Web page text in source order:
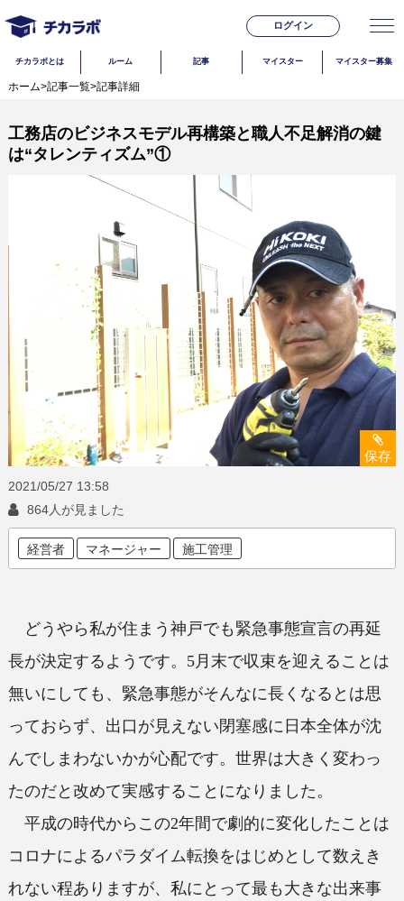
ログイン
チカラボとは ルーム 記事 マイスター マイスター募集
ホーム>記事一覧>記事詳細
工務店のビジネスモデル再構築と職人不足解消の鍵
は“タレンティズム”①
保存
2021/05/27 13:58
864人が見ました
経営者 マネージャー 施工管理
どうやら私が住まう神戸でも緊急事態宣言の再延
長が決定するようです。5月末で収束を迎えることは
無いにしても、緊急事態がそんなに長くなるとは思
っておらず、出口が見えない閉塞感に日本全体が沈
んでしまわないかが心配です。世界は大きく変わっ
たのだと改めて実感することになりました。
平成の時代からこの2年間で劇的に変化したことは
コロナによるパラダイム転換をはじめとして数えき
れない程ありますが、私にとって最も大きな出来事